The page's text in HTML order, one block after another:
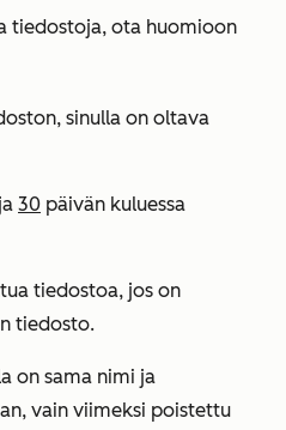
tiedostoja, ota huomioon
sinulla on oltava
30 päivän kuluessa
tiedostoa, jos on
tiedosto.
on sama nimi ja
vain viimeksi poistettu